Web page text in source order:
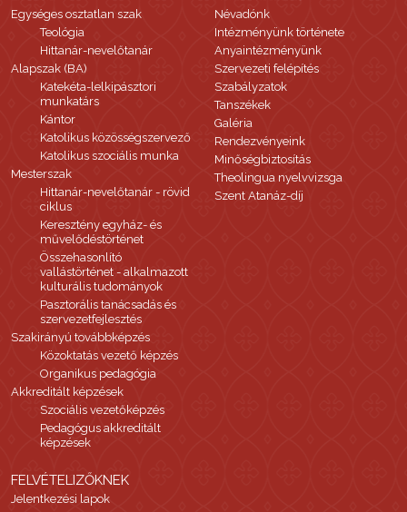
Egységes osztatlan szak
Teológia
Hittanár-nevelőtanár
Alapszak (BA)
Katekéta-lelkipásztori
munkatárs
Kántor
Katolikus közösségszervező
Katolikus szociális munka
Mesterszak
Hittanár-nevelőtanár - rövid
ciklus
Keresztény egyház- és
művelődéstörténet
Összehasonlító
vallástörténet - alkalmazott
kulturális tudományok
Pasztorális tanácsadás és
szervezetfejlesztés
Szakirányú továbbképzés
Közoktatás vezető képzés
Organikus pedagógia
Akkreditált képzések
Szociális vezetőképzés
Pedagógus akkreditált
képzések
Névadónk
Intézményünk története
Anyaintézményünk
Szervezeti felépítés
Szabályzatok
Tanszékek
Galéria
Rendezvényeink
Minőségbiztosítás
Theolingua nyelvvizsga
Szent Atanáz-díj
FELVÉTELIZŐKNEK
Jelentkezési lapok